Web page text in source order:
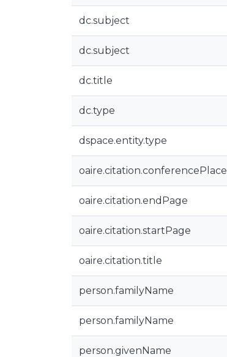
dc.subject
dc.subject
dc.title
dc.type
dspace.entity.type
oaire.citation.conferencePlace
oaire.citation.endPage
oaire.citation.startPage
oaire.citation.title
person.familyName
person.familyName
person.givenName